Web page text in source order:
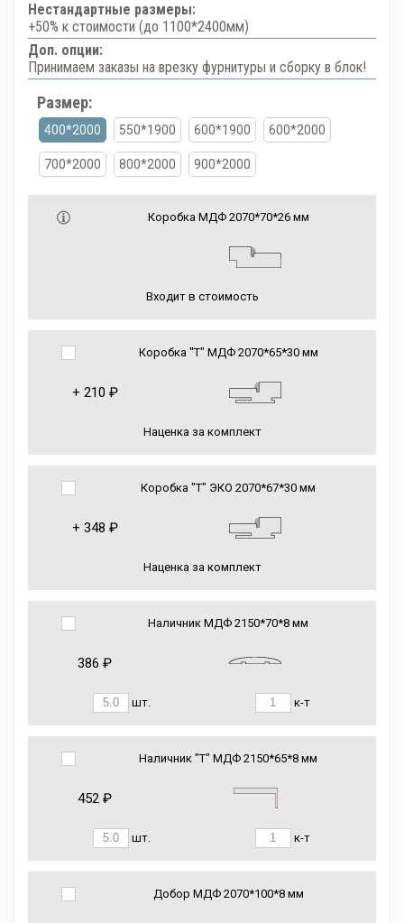
Нестандартные размеры:
+50% к стоимости (до 1100*2400мм)
Доп. опции:
Принимаем заказы на врезку фурнитуры и сборку в блок!
Размер:
400*2000 550*1900 600*1900 600*2000
700*2000 800*2000 900*2000
Коробка МДФ 2070*70*26 мм
Входит в стоимость
Коробка "Т" МДФ 2070*65*30 мм
+ 210 ₽
Наценка за комплект
Коробка "Т" ЭКО 2070*67*30 мм
+ 348 ₽
Наценка за комплект
Наличник МДФ 2150*70*8 мм
386 ₽
шт. к-т
Наличник "Т" МДФ 2150*65*8 мм
452 ₽
шт. к-т
Добор МДФ 2070*100*8 мм